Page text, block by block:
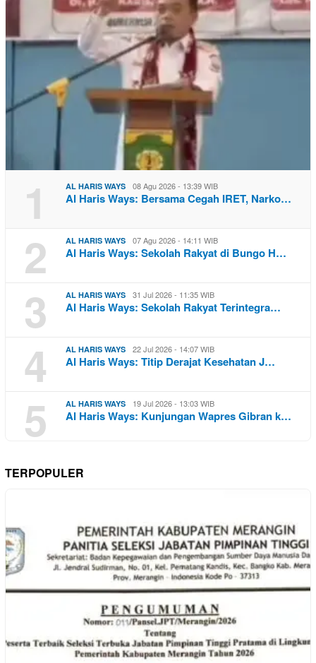
1 AL HARIS WAYS 08 Agu 2026 - 13:39 WIB
Al Haris Ways: Bersama Cegah IRET, Narko…
2 AL HARIS WAYS 07 Agu 2026 - 14:11 WIB
Al Haris Ways: Sekolah Rakyat di Bungo H…
3 AL HARIS WAYS 31 Jul 2026 - 11:35 WIB
Al Haris Ways: Sekolah Rakyat Terintegra…
4 AL HARIS WAYS 22 Jul 2026 - 14:07 WIB
Al Haris Ways: Titip Derajat Kesehatan J…
5 AL HARIS WAYS 19 Jul 2026 - 13:03 WIB
Al Haris Ways: Kunjungan Wapres Gibran k…
TERPOPULER